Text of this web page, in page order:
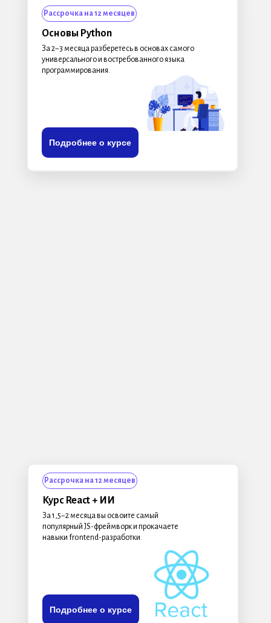
Основы Python
За 2−3 месяца разберетесь в основах самого
универсального и востребованного языка
программирования.
Подробнее о курсе
Рассрочка на 12 месяцев
Курс React + ИИ
За 1,5−2 месяца вы освоите самый
популярный JS-фреймворк и прокачаете
навыки frontend-разработки.
Подробнее о курсе
Рассрочка на 12 месяцев